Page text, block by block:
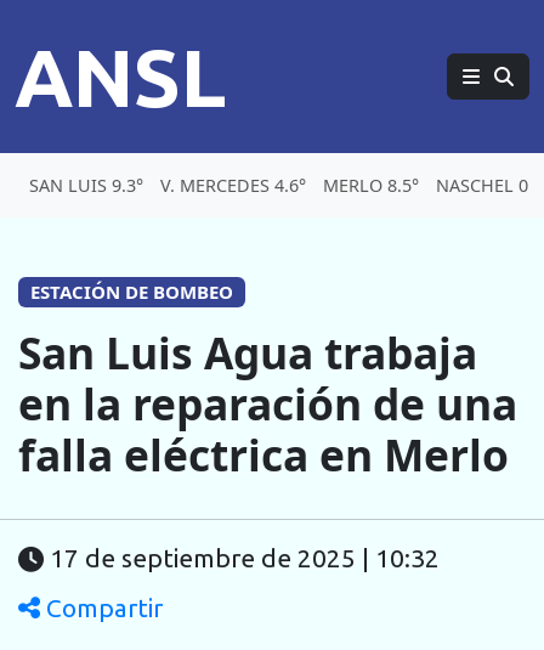
ANSL
SAN LUIS 9.3° V. MERCEDES 4.6° MERLO 8.5° NASCHEL
ESTACIÓN DE BOMBEO
San Luis Agua trabaja
en la reparación de una
falla eléctrica en Merlo
17 de septiembre de 2025 | 10:32
Compartir